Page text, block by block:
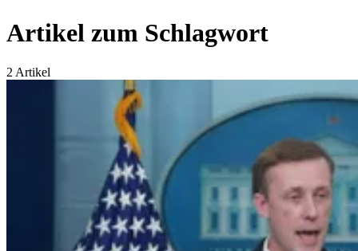
Artikel zum Schlagwort
2 Artikel